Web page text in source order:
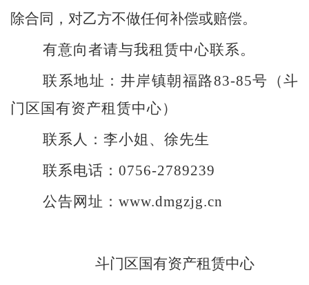
除合同，对乙方不做任何补偿或赔偿。
有意向者请与我租赁中心联系。
联系地址：井岸镇朝福路83-85号（斗
门区国有资产租赁中心）
联系人：李小姐、徐先生
联系电话： 0756-2789239
公告网址： www.dmgzjg.cn
斗门区国有资产租赁中心